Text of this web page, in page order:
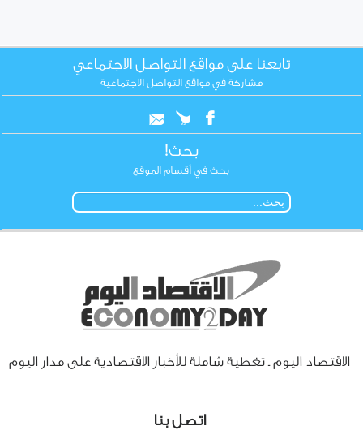
تابعنا على مواقع التواصل الاجتماعي
مشاركة في مواقع التواصل الاجتماعية
بحث!
بحث في أقسام الموقع
الاقتصاد اليوم ـ تغطية شاملة للأخبار الاقتصادية على مدار اليوم
اتصل بنا